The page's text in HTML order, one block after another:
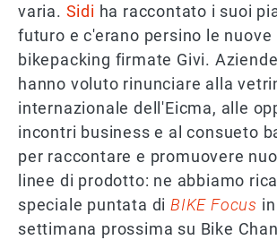
varia. Sidi ha raccontato i suoi
futuro e c'erano persino le nuove
bikepacking firmate Givi.
hanno voluto rinunciare alla
internazionale dell'Eicma, alle
incontri business e al consueto
per raccontare e promuovere
linee di prodotto: ne abbiamo
speciale puntata diBIKE Focus
settimana prossima su Bike